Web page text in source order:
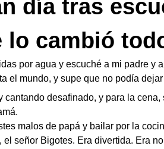
día tras
lo cambió
por agua y escuché a mi padre y
el mundo, y supe que no podía
desafinado, y para la
malos de papá y bailar por la
señor Bigotes. Era divertida. Era